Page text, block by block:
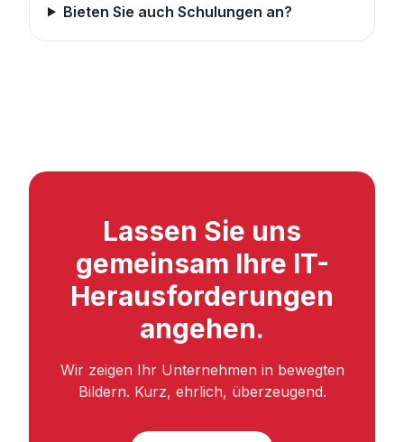
Bieten Sie auch Schulungen an?
Lassen Sie uns
gemeinsam Ihre IT-
Herausforderungen
angehen.
Wir zeigen Ihr Unternehmen in bewegten
Bildern. Kurz, ehrlich, überzeugend.